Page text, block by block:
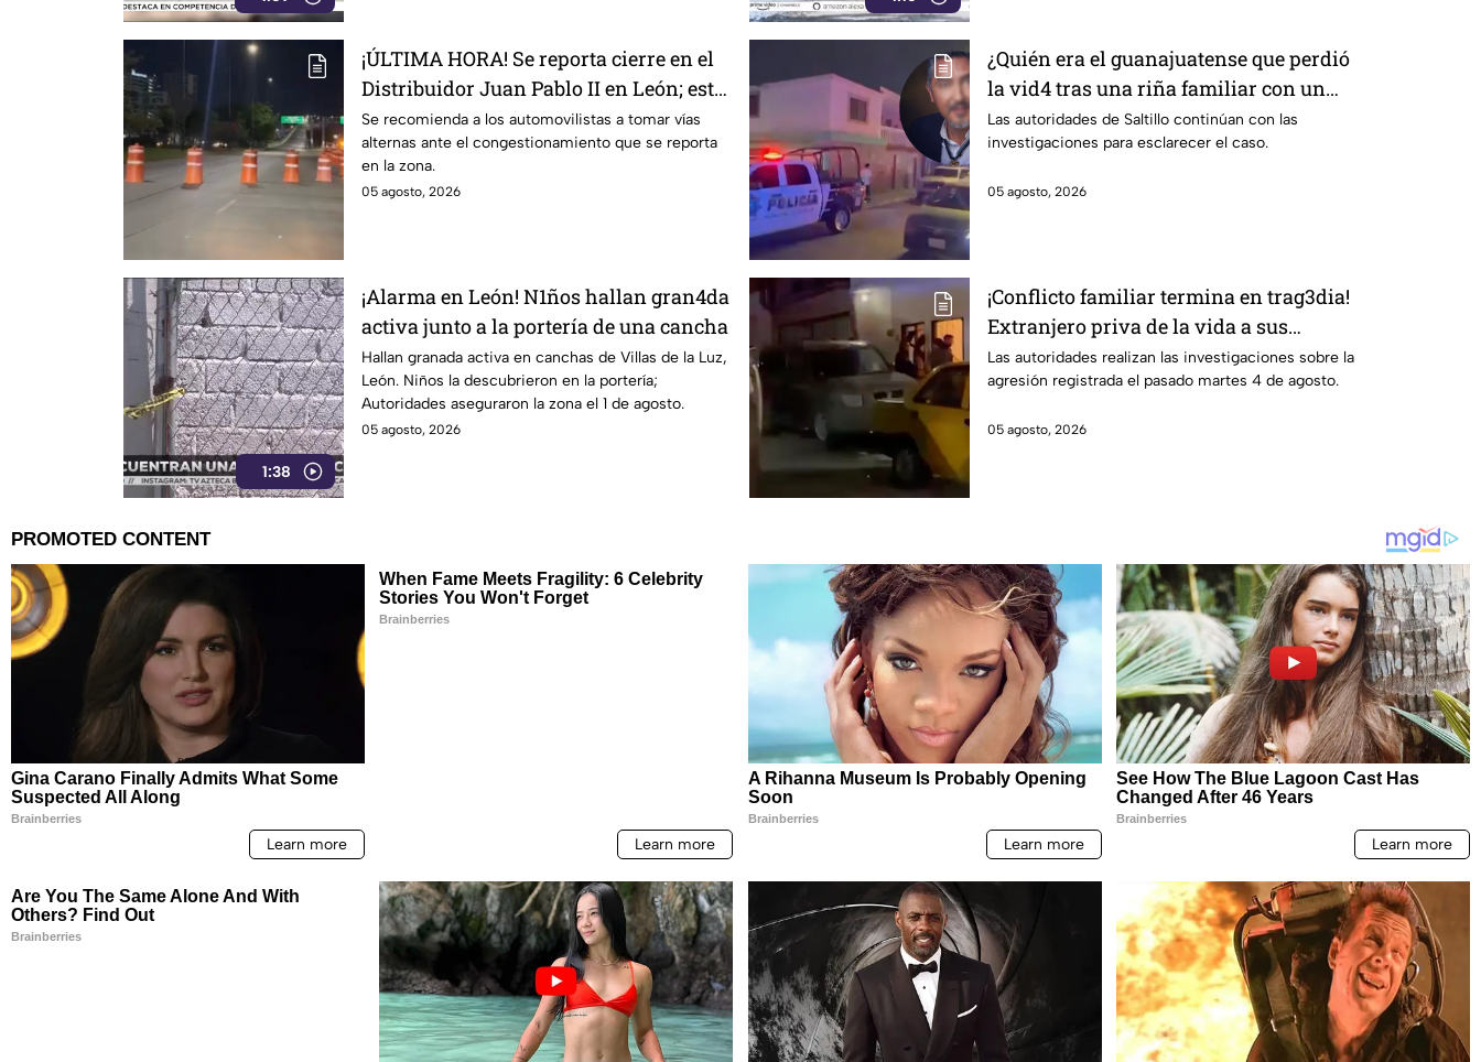
¡ÚLTIMA HORA! Se reporta cierre en el
Distribuidor Juan Pablo II en León; esto
sabemos
Se recomienda a los automovilistas a tomar vías
alternas ante el congestionamiento que se reporta
en la zona.
05 agosto, 2026
¿Quién era el guanajuatense que perdió
la vid4 tras una riña familiar con un
extranjero? Esto sabemos
Las autoridades de Saltillo continúan con las
investigaciones para esclarecer el caso.
05 agosto, 2026
1:38
¡Alarma en León! N1ños hallan gran4da
activa junto a la portería de una cancha
Hallan granada activa en canchas de Villas de la Luz,
León. Niños la descubrieron en la portería;
Autoridades aseguraron la zona el 1 de agosto.
05 agosto, 2026
¡Conflicto familiar termina en trag3dia!
Extranjero priva de la vida a sus
exsuegros y excuñada: uno era de
Guanajuato
Las autoridades realizan las investigaciones sobre la
agresión registrada el pasado martes 4 de agosto.
05 agosto, 2026